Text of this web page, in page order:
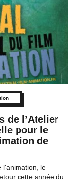
de l’Atelier
pour le
de
l'animation, le
cette année du